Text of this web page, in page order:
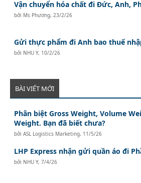
Vận chuyển hóa chất đi Đức, Anh,
bởi Ms Phương, 23/2/26
Gửi thực phẩm đi Anh bao thuế
bởi NHU Y, 10/2/26
BÀI VIẾT MỚI
Phân biệt Gross Weight, Volume
Weight. Bạn đã biết chưa?
bởiASL Logistics Marketing, 11/5/26
LHP Express nhận gửi quần áo đi
bởi NHU Y,7/4/26